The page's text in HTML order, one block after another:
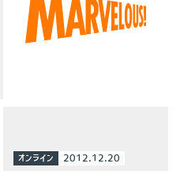
オンライン 2012.12.20